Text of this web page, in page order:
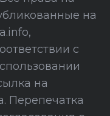
на
с
на
Перепечатка